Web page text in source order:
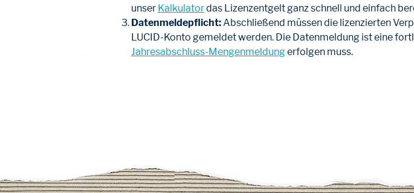
unser Kalkulatordas Lizenzentgelt ganz schnell und einfach
Datenmeldepflicht:Abschließend müssen die lizenzierten
LUCID-Konto gemeldet werden. Die Datenmeldung ist eine
Jahresabschluss-Mengenmeldungerfolgen muss.